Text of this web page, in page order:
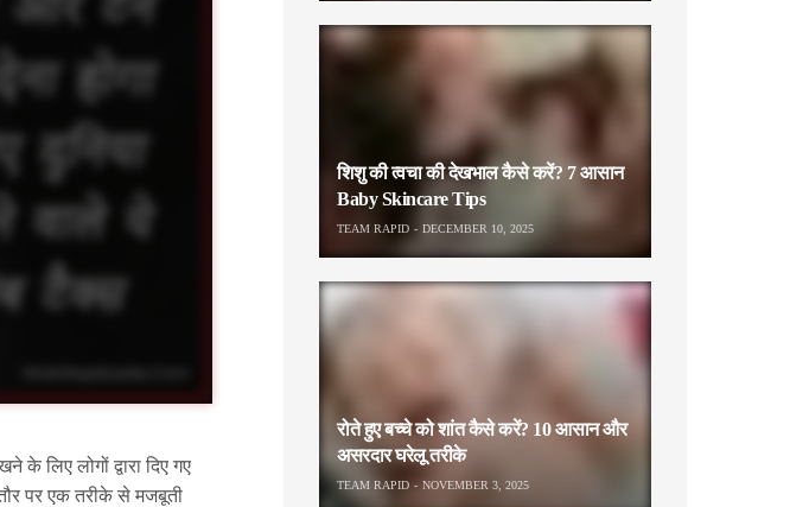
लिए लोगों द्वारा दिए गए
पर एक तरीके से मजबूती
शिशु की त्वचा की देखभाल कैसे करें? 7 आसान
Baby Skincare Tips
TEAM RAPID DECEMBER 10, 2025
रोते हुए बच्चे को शांत कैसे करें? 10 आसान और
असरदार घरेलू तरीके
TEAM RAPID NOVEMBER 3, 2025